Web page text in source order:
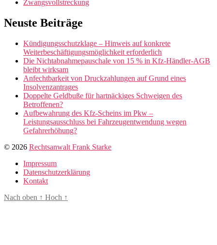
Zwangsvollstreckung
Neuste Beiträge
Kündigungsschutzklage – Hinweis auf konkrete
Weiterbeschäftigungsmöglichkeit erforderlich
Die Nichtabnahmepauschale von 15 % in Kfz-Händler-AGB
bleibt wirksam
Anfechtbarkeit von Druckzahlungen auf Grund eines
Insolvenzantrages
Doppelte Geldbuße für hartnäckiges Schweigen des
Betroffenen?
Aufbewahrung des Kfz-Scheins im Pkw –
Leistungsausschluss bei Fahrzeugentwendung wegen
Gefahrerhöhung?
© 2026 Rechtsanwalt Frank Starke
Impressum
Datenschutzerklärung
Kontakt
Nach oben ↑ Hoch ↑